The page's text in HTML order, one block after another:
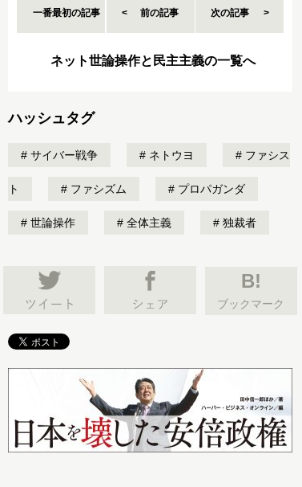
一番最初の記事 前の記事 次の記事
ネット世論操作と民主主義の一覧へ
ハッシュタグ
サイバー戦争 ネトウヨ ファシス
ト ファシズム プロパガンダ
世論操作 全体主義 独裁者
B!
ブックマーク